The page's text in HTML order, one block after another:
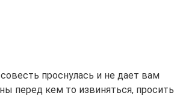
проснулась и не дает вам
перед кем то извиняться, просить